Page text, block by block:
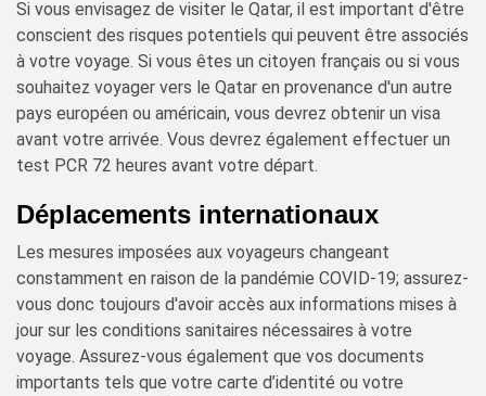
Si vous envisagez de visiter le Qatar, il est important d'être
conscient des risques potentiels qui peuvent être associés
à votre voyage. Si vous êtes un citoyen français ou si vous
souhaitez voyager vers le Qatar en provenance d'un autre
pays européen ou américain, vous devrez obtenir un visa
avant votre arrivée. Vous devrez également effectuer un
test PCR 72 heures avant votre départ.
Déplacements internationaux
Les mesures imposées aux voyageurs changeant
constamment en raison de la pandémie COVID-19; assurez-
vous donc toujours d'avoir accès aux informations mises à
jour sur les conditions sanitaires nécessaires à votre
voyage. Assurez-vous également que vos documents
importants tels que votre carte d’identité ou votre